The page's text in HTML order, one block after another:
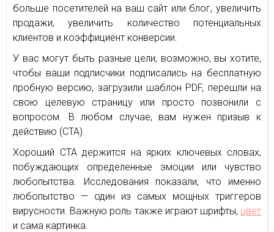
больше посетителей на ваш сайт или блог, увеличить
продажи, увеличить количество потенциальных
клиентов и коэффициент конверсии.
У вас могут быть разные цели, возможно, вы хотите,
чтобы ваши подписчики подписались на бесплатную
пробную версию, загрузили шаблон PDF, перешли на
свою целевую страницу или просто позвонили с
вопросом. В любом случае, вам нужен призыв к
действию (CTA).
Хороший СТА держится на ярких ключевых словах,
побуждающих определенные эмоции или чувство
любопытства. Исследования показали, что именно
любопытство — один из самых мощных триггеров
вирусности. Важную роль также играют шрифты, цвет
и сама картинка.